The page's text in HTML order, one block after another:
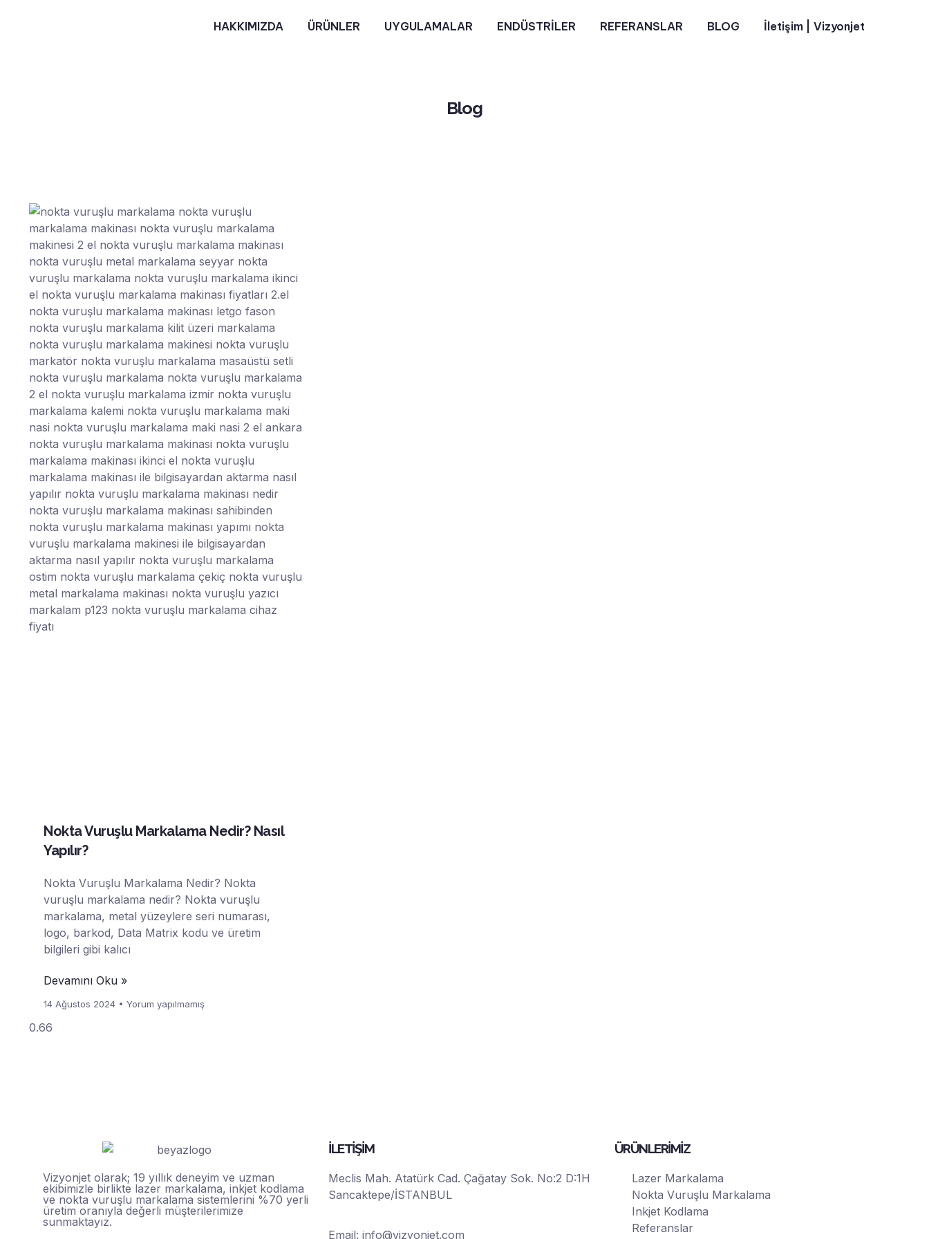
HAKKIMIZDA ÜRÜNLER UYGULAMALAR ENDÜSTRİLER REFERANSLAR BLOG İletişim | Vizyonjet
Blog
Nokta Vuruşlu Markalama Nedir? Nasıl
Yapılır?
Nokta Vuruşlu Markalama Nedir? Nokta
vuruşlu markalama nedir? Nokta vuruşlu
markalama, metal yüzeylere seri numarası,
logo, barkod, Data Matrix kodu ve üretim
bilgileri gibi kalıcı
Devamını Oku »
14 Ağustos 2024 Yorum yapılmamış
Vizyonjet olarak; 19 yıllık deneyim ve uzman
ekibimizle birlikte lazer markalama, inkjet kodlama
ve nokta vuruşlu markalama sistemlerini %70 yerli
üretim oranıyla değerli müşterilerimize
sunmaktayız.
İLETİŞİM
Meclis Mah. Atatürk Cad. Çağatay Sok. No:2 D:1H
Sancaktepe/İSTANBUL
Email:info@vizyonjet.com
ÜRÜNLERİMİZ
Lazer Markalama
Nokta Vuruşlu Markalama
Inkjet Kodlama
Referanslar